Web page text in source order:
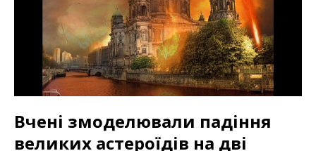
Вчені змоделювали падіння
великих астероїдів на дві